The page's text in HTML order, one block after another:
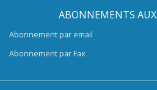
ABONNEMENTS
Abonnement par email
Abonnement par Fax